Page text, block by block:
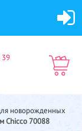
39
новорожденных
Chicco 70088